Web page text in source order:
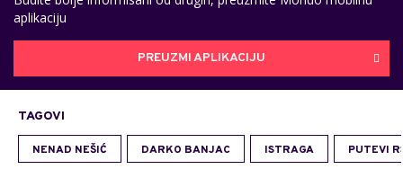
aplikaciju
PREUZMI APLIKACIJU
TAGOVI
NENAD NEŠIĆ DARKO BANJAC ISTRAGA PUTEVI